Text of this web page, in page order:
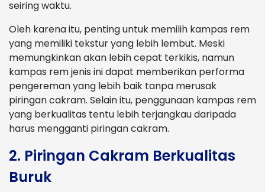
seiring waktu.
Oleh karena itu, penting untuk memilih kampas rem
yang memiliki tekstur yang lebih lembut. Meski
memungkinkan akan lebih cepat terkikis, namun
kampas rem jenis ini dapat memberikan performa
pengereman yang lebih baik tanpa merusak
piringan cakram. Selain itu, penggunaan kampas rem
yang berkualitas tentu lebih terjangkau daripada
harus mengganti piringan cakram.
2. Piringan Cakram Berkualitas
Buruk